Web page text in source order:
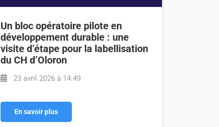
Un bloc opératoire pilote en
développement durable : une
visite d’étape pour la labellisation
du CH d’Oloron
23 avril 2026 à 14:49
En savoir plus